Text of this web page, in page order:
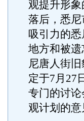
观提升形
落后，悉
吸引力的
地方和被
尼唐人街
定于7月27
专门的讨
观计划的意